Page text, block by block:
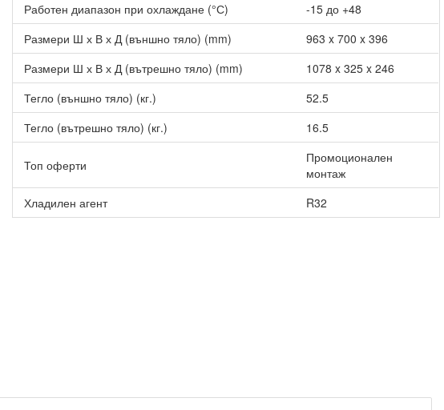
Работен диапазон при охлаждане (°С)
-15 до +48
Размери Ш х В х Д (външно тяло) (mm)
963 x 700 x 396
Размери Ш х В х Д (вътрешно тяло) (mm)
1078 x 325 x 246
Тегло (външно тяло) (кг.)
52.5
Тегло (вътрешно тяло) (кг.)
16.5
Топ оферти
Промоционален
монтаж
Хладилен агент
R32